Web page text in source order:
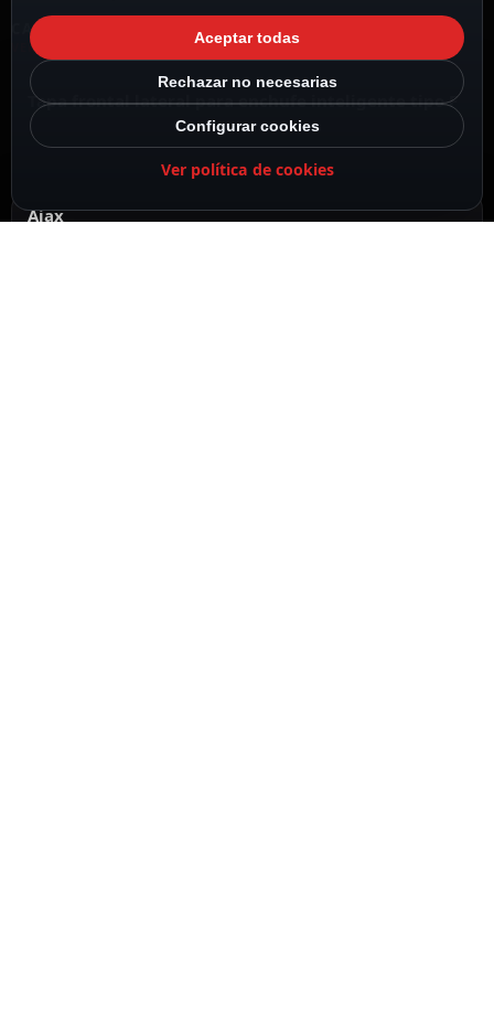
CARACTERÍSTICAS DESTACADAS
VER TODAS LAS CARACTERÍSTICAS
Tapa frontal lateral para enchufe inteligente tipo F
Ajax
Aceptar todas
Rechazar no necesarias
Configurar cookies
Ver política de cookies